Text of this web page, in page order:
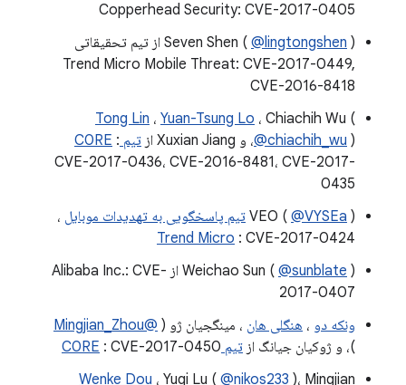
Copperhead Security: CVE-2017-0405
Seven Shen ( @lingtongshen
) از تیم تحقیقاتی
Trend Micro Mobile Threat: CVE-2017-0449,
CVE-2016-8418
Tong Lin ، Yuan-Tsung Lo ، Chiachih Wu (
@chiachih_wu )، و Xuxian Jiang از تیم C0RE :
CVE-2017-0436، CVE-2016-8481، CVE-2017-
0435
VEO ( @VYSEa ) تیم پاسخگویی به تهدیدات موبایل ،
Trend Micro : CVE-2017-0424
Weichao Sun ( @sunblate
) از Alibaba Inc.: CVE-
2017-0407
ونکه دو ، هنگلی هان ، مینگجیان ژو ( @Mingjian_Zhou
)، و ژوکیان جیانگ از تیم C0RE : CVE-2017-0450
Wenke Dou ، Yuqi Lu ( @nikos233 )، Mingjian